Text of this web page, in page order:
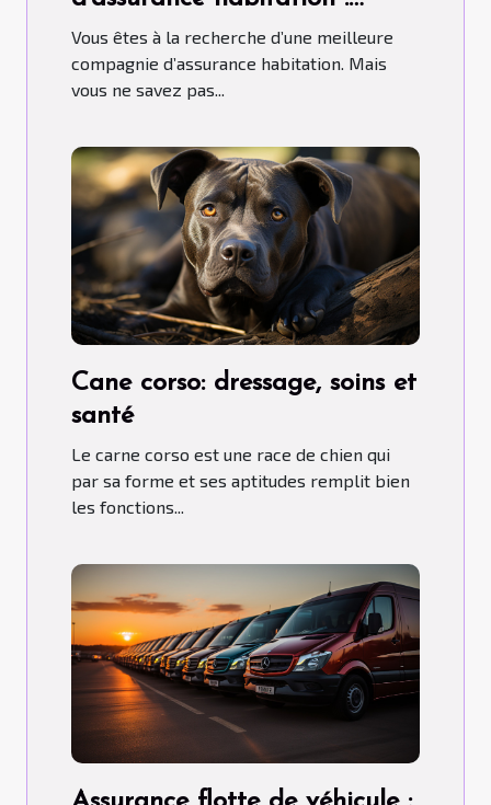
comment s’y prendre ?
Vous êtes à la recherche d’une meilleure
compagnie d’assurance habitation. Mais
vous ne savez pas...
Cane corso: dressage, soins et
santé
Le carne corso est une race de chien qui
par sa forme et ses aptitudes remplit bien
les fonctions...